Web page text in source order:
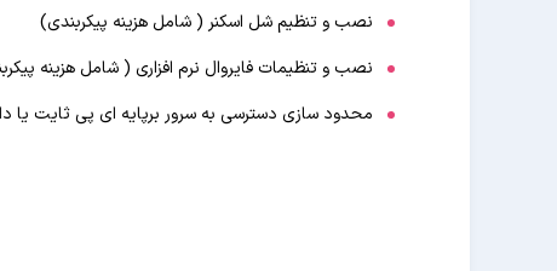
نصب و تنظیم شل اسکنر ( شامل هزینه پیکربندی)
نصب و تنظیمات فایروال نرم افزاری ( شامل هزینه
محدود سازی دسترسی به سرور برپایه ای پی ثایت یا